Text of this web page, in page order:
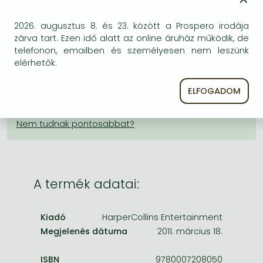
Bleach manga
One-Punch Man manga
BESZEREZHETŐSÉG
Becsült beszerzési idő
nincsen raktáron, de a kiadónál igen. Beszerzés kb. 3-
A Prosperónál jelenleg nincsen raktáron.
A termék adatai:
Kiadó
HarperCollins Entertainment
Megjelenés dátuma
2011. március 18.
ISBN 9780007208050
2026. augusztus 8. és 23. között a Prospero irodája
zárva tart. Ezen idő alatt az online áruház működik, de
telefonon, emailben és személyesen nem leszünk
elérhetők.
ELFOGADOM